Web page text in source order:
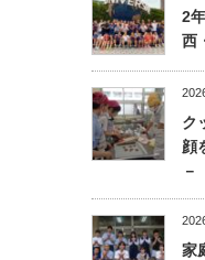
2
西
ク
顔
－
家